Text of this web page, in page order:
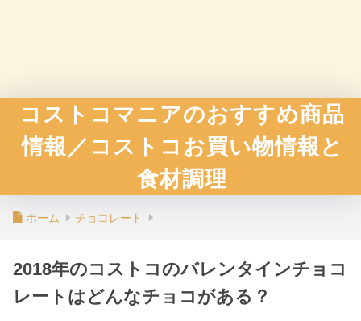
コストコマニアのおすすめ商品
情報／コストコお買い物情報と
食材調理
ホーム チョコレート
2018年のコストコのバレンタインチョコ
レートはどんなチョコがある？